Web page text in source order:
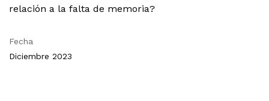
relación a la falta de memoria?
Fecha
Diciembre 2023